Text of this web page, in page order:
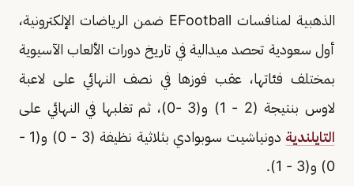
الذهبية لمنافسات EFootball ضمن الرياضات الإلكترونية،
أول سعودية تحصد ميدالية في تاريخ دورات الألعاب الآسيوية
بمختلف فئاتها، عقب فوزها في نصف النهائي على لاعبة
لاوس بنتيجة (2 - 1) و(3 -0)، ثم تغلبها في النهائي على
التايلندية
دونياشيت سوبوادي بثلاثية نظيفة (3 - 0) و(1 -
0) و(3 - 1).